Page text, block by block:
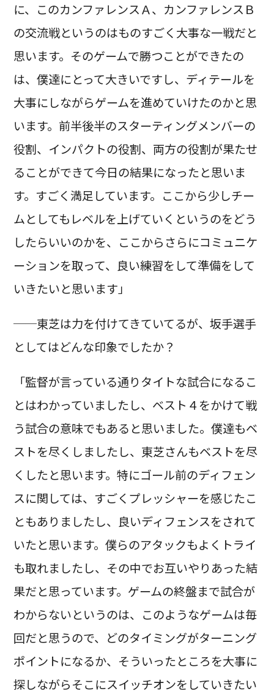
に、このカンファレンスＡ、カンファレンスＢ
の交流戦というのはものすごく大事な一戦だと
思います。そのゲームで勝つことができたの
は、僕達にとって大きいですし、ディテールを
大事にしながらゲームを進めていけたのかと思
います。前半後半のスターティングメンバーの
役割、インパクトの役割、両方の役割が果たせ
ることができて今日の結果になったと思いま
す。すごく満足しています。ここから少しチー
ムとしてもレベルを上げていくというのをどう
したらいいのかを、ここからさらにコミュニケ
ーションを取って、良い練習をして準備をして
いきたいと思います」
──東芝は力を付けてきていてるが、坂手選手
としてはどんな印象でしたか？
「監督が言っている通りタイトな試合になるこ
とはわかっていましたし、ベスト４をかけて戦
う試合の意味でもあると思いました。僕達もベ
ストを尽くしましたし、東芝さんもベストを尽
くしたと思います。特にゴール前のディフェン
スに関しては、すごくプレッシャーを感じたこ
ともありましたし、良いディフェンスをされて
いたと思います。僕らのアタックもよくトライ
も取れましたし、その中でお互いやりあった結
果だと思っています。ゲームの終盤まで試合が
わからないというのは、このようなゲームは毎
回だと思うので、どのタイミングがターニング
ポイントになるか、そういったところを大事に
探しながらそこにスイッチオンをしていきたい